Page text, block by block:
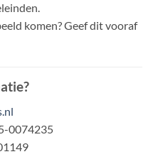
komen? Geef dit vooraf
0074235